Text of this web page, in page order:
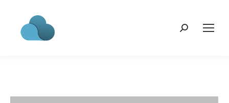
Search: